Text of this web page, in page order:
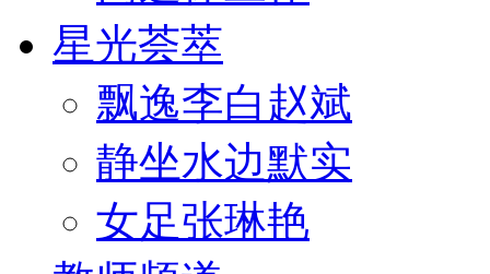
星光荟萃
飘逸李白赵斌
静坐水边默实
女足张琳艳